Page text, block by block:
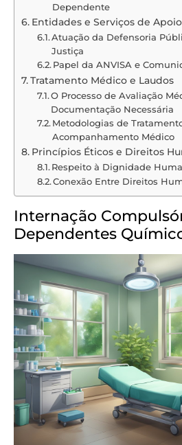
Dependente
Entidades e Serviços de Apoio
Atuação da Defensoria
Justiça
Papel da ANVISA e
Tratamento Médico e Laudos
O Processo de Avaliação
Documentação Necessária
Metodologias de
Acompanhamento Médico
Princípios Éticos e Direitos
Respeito à Dignidade
Conexão Entre Direitos
Internação
Dependentes